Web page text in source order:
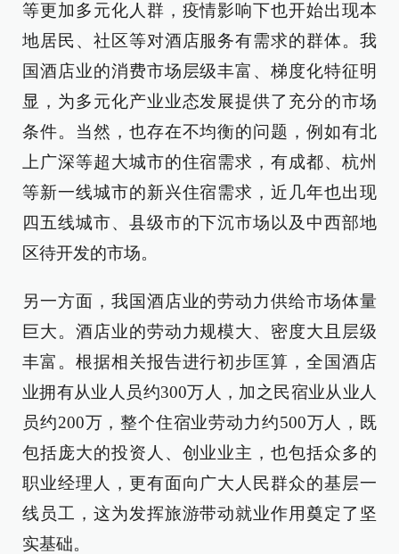
等更加多元化人群，疫情影响下也开始出现本
地居民、社区等对酒店服务有需求的群体。我
国酒店业的消费市场层级丰富、梯度化特征明
显，为多元化产业业态发展提供了充分的市场
条件。当然，也存在不均衡的问题，例如有北
上广深等超大城市的住宿需求，有成都、杭州
等新一线城市的新兴住宿需求，近几年也出现
四五线城市、县级市的下沉市场以及中西部地
区待开发的市场。
另一方面，我国酒店业的劳动力供给市场体量
巨大。酒店业的劳动力规模大、密度大且层级
丰富。根据相关报告进行初步匡算，全国酒店
业拥有从业人员约300万人，加之民宿业从业人
员约200万，整个住宿业劳动力约500万人，既
包括庞大的投资人、创业业主，也包括众多的
职业经理人，更有面向广大人民群众的基层一
线员工，这为发挥旅游带动就业作用奠定了坚
实基础。